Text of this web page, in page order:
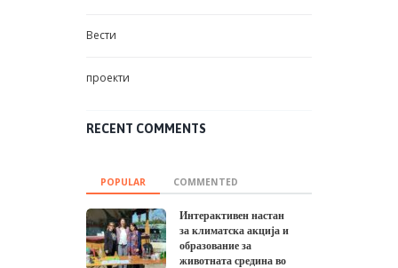
Вести
проекти
RECENT COMMENTS
POPULAR COMMENTED
Интерактивен настан
за климатска акција и
образование за
животната средина во